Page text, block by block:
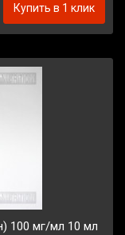
Купить в 1 клик
100 мг/мл 10 мл